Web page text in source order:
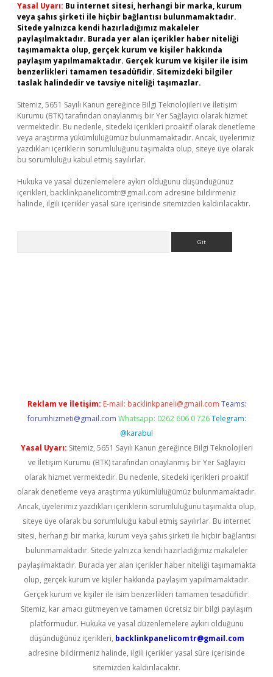
Yasal Uyarı: Bu internet sitesi, herhangi bir marka, kurum
veya şahıs şirketi ile hiçbir bağlantısı bulunmamaktadır.
Sitede yalnızca kendi hazırladığımız makaleler
paylaşılmaktadır. Burada yer alan içerikler haber niteliği
taşımamakta olup, gerçek kurum ve kişiler hakkında
paylaşım yapılmamaktadır. Gerçek kurum ve kişiler ile isim
benzerlikleri tamamen tesadüfidir. Sitemizdeki bilgiler
taslak halindedir ve tavsiye niteliği taşımazlar.
Sitemiz, 5651 Sayılı Kanun gereğince Bilgi Teknolojileri ve İletişim
Kurumu (BTK) tarafından onaylanmış bir Yer Sağlayıcı olarak hizmet
vermektedir. Bu nedenle, sitedeki içerikleri proaktif olarak denetleme
veya araştırma yükümlülüğümüz bulunmamaktadır. Ancak, üyelerimiz
yazdıkları içeriklerin sorumluluğunu taşımakta olup, siteye üye olarak
bu sorumluluğu kabul etmiş sayılırlar.
Hukuka ve yasal düzenlemelere aykırı olduğunu düşündüğünüz
içerikleri, backlinkpanelicomtr@gmail.com adresine bildirmeniz
halinde, ilgili içerikler yasal süre içerisinde sitemizden kaldırılacaktır.
Reklam ve İletişim: E-mail: backlinkpaneli@gmail.com Teams:
forumhizmeti@gmail.com Whatsapp: 0262 606 0 726 Telegram:
@karabul
Yasal Uyarı: Sitemiz, 5651 Sayılı Kanun gereğince Bilgi Teknolojileri
ve İletişim Kurumu (BTK) tarafından onaylanmış bir Yer Sağlayıcı
olarak hizmet vermektedir. Bu nedenle, sitedeki içerikleri proaktif
olarak denetleme veya araştırma yükümlülüğümüz bulunmamaktadır.
Ancak, üyelerimiz yazdıkları içeriklerin sorumluluğunu taşımakta olup,
siteye üye olarak bu sorumluluğu kabul etmiş sayılırlar. Bu internet
sitesi, herhangi bir marka, kurum veya şahıs şirketi ile hiçbir bağlantısı
bulunmamaktadır. Sitede yalnızca kendi hazırladığımız makaleler
paylaşılmaktadır. Burada yer alan içerikler haber niteliği taşımamakta
olup, gerçek kurum ve kişiler hakkında paylaşım yapılmamaktadır.
Gerçek kurum ve kişiler ile isim benzerlikleri tamamen tesadüfidir.
Sitemiz, kar amacı gütmeyen ve tamamen ücretsiz bir bilgi paylaşım
platformudur. Hukuka ve yasal düzenlemelere aykırı olduğunu
düşündüğünüz içerikleri, backlinkpanelicomtr@gmail.com
adresine bildirmeniz halinde, ilgili içerikler yasal süre içerisinde
sitemizden kaldırılacaktır.